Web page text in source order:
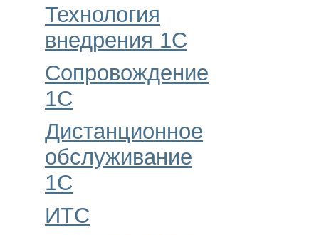
Технология
внедрения 1С
Сопровождение
1С
Дистанционное
обслуживание
1С
ИТС